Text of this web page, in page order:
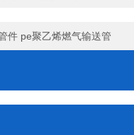
件 pe聚乙烯燃气输送管